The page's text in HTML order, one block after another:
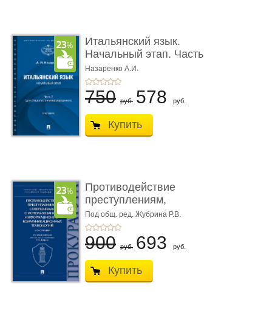
Итальянский язык.
Начальный этап. Часть
2. Учеб� ...
Назаренко А.И.
750 руб. 578 руб.
Купить
Противодействие
преступлениям,
совершаемым с ...
Под общ. ред. Жубрина Р.В.
900 руб. 693 руб.
Купить